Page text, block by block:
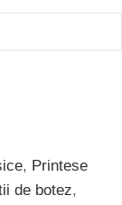
, Printese
de botez,